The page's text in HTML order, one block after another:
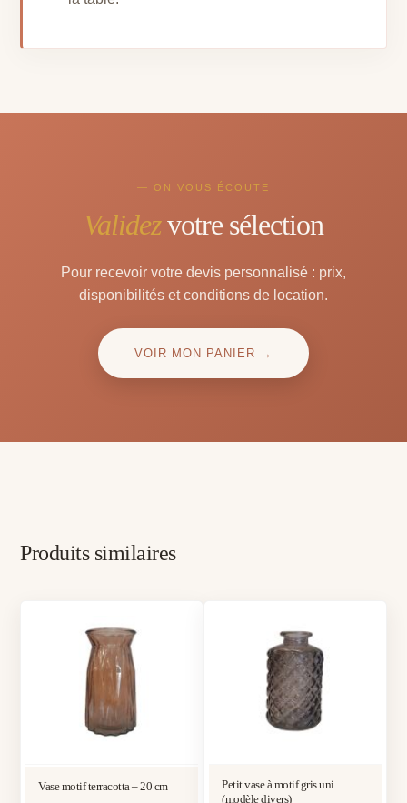
— ON VOUS ÉCOUTE
Validezvotre sélection
Pour recevoir votre devis personnalisé : prix,
disponibilités et conditions de location.
VOIR MON PANIER →
Produits similaires
Vase motif terracotta – 20 cm
Petit vase à motif gris uni
(modèle divers)